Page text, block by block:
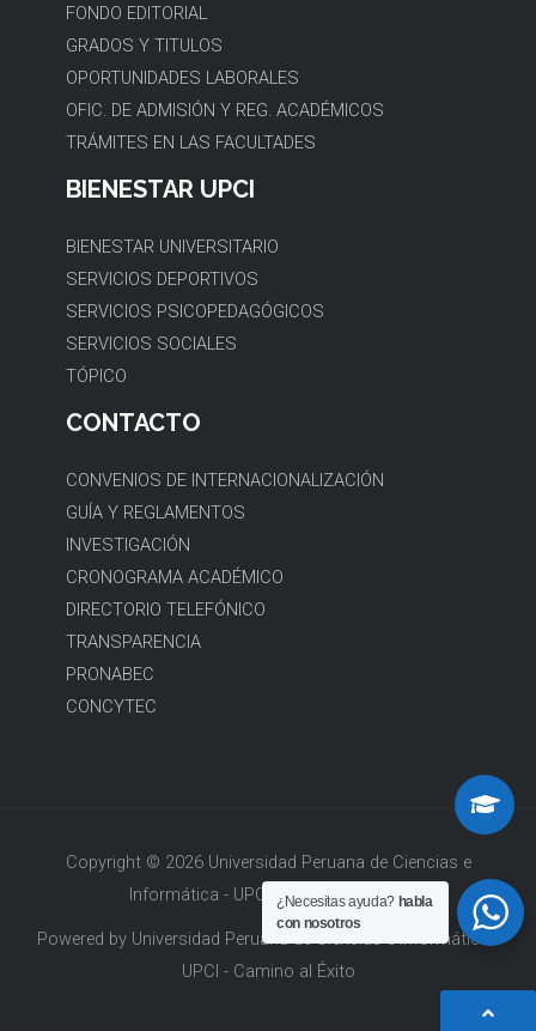
FONDO EDITORIAL
GRADOS Y TITULOS
OPORTUNIDADES LABORALES
OFIC. DE ADMISIÓN Y REG. ACADÉMICOS
TRÁMITES EN LAS FACULTADES
BIENESTAR UPCI
BIENESTAR UNIVERSITARIO
SERVICIOS DEPORTIVOS
SERVICIOS PSICOPEDAGÓGICOS
SERVICIOS SOCIALES
TÓPICO
CONTACTO
CONVENIOS DE INTERNACIONALIZACIÓN
GUÍA Y REGLAMENTOS
INVESTIGACIÓN
CRONOGRAMA ACADÉMICO
DIRECTORIO TELEFÓNICO
TRANSPARENCIA
PRONABEC
CONCYTEC
Copyright © 2026 Universidad Peruana de Ciencias e
Informática - UPCI - Camino al Éxito
Powered by Universidad Peruana de Ciencias e Informática -
UPCI - Camino al Éxito
¿Necesitas ayuda? habla
con nosotros